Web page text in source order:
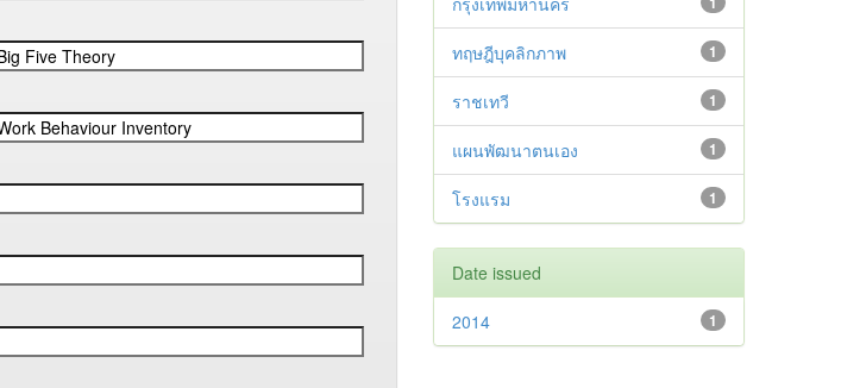
1
ทฤษฎีบุคลิกภาพ
1
ราชเทวี
1
แผนพัฒนาตนเอง
1
โรงแรม
Date issued
1
2014